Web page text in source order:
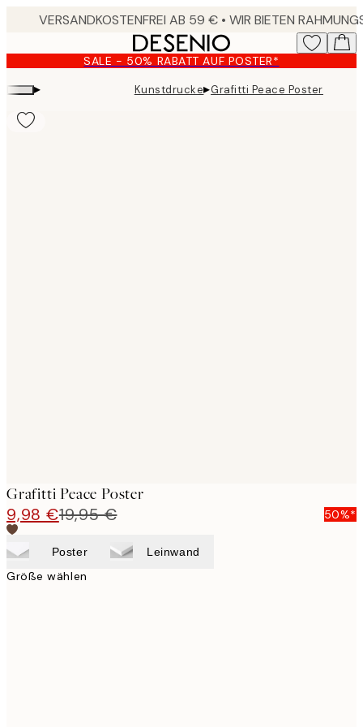
content.
SALE - 50% RABATT AUF POSTER*
▸ Kunstdrucke▸Grafitti Peace Poster
Grafitti Peace Poster
9,98 €19,95 € 50%*
Poster Leinwand
Größe wählen